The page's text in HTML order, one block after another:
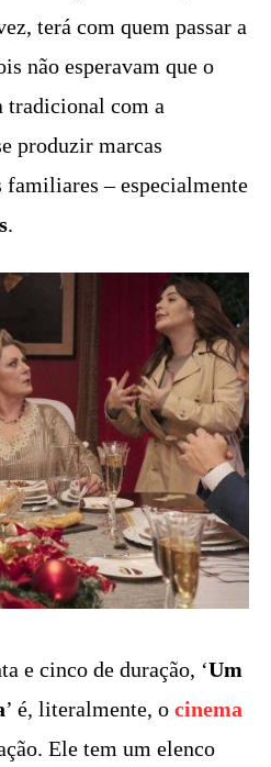
terá com quem passar a
não esperavam que o
tradicional com a
produzir marcas
familiares – especialmente
.
e cinco de duração, ‘Um
’ é, literalmente, o cinema
Ele tem um elenco